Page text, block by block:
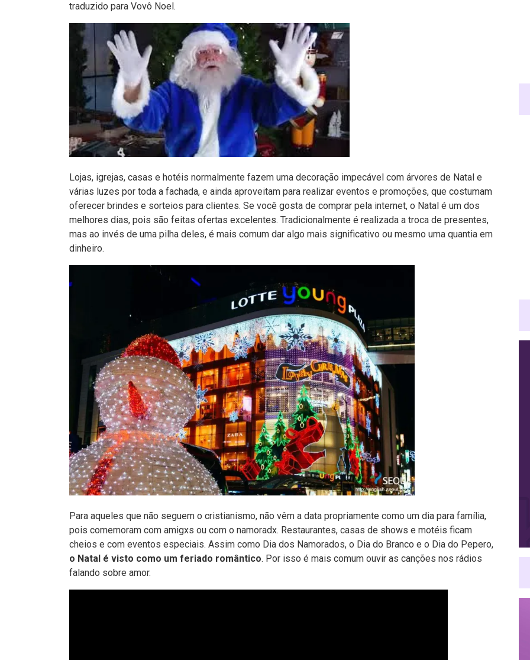
traduzido para Vovô Noel.
Lojas, igrejas, casas e hotéis normalmente fazem uma decoração impecável com árvores de Natal e
várias luzes por toda a fachada, e ainda aproveitam para realizar eventos e promoções, que costumam
oferecer brindes e sorteios para clientes. Se você gosta de comprar pela internet, o Natal é um dos
melhores dias, pois são feitas ofertas excelentes. Tradicionalmente é realizada a troca de presentes,
mas ao invés de uma pilha deles, é mais comum dar algo mais significativo ou mesmo uma quantia em
dinheiro.
Para aqueles que não seguem o cristianismo, não vêm a data propriamente como um dia para família,
pois comemoram com amigxs ou com o namoradx. Restaurantes, casas de shows e motéis ficam
cheios e com eventos especiais. Assim como Dia dos Namorados, o Dia do Branco e o Dia do Pepero,
o Natal é visto como um feriado romântico. Por isso é mais comum ouvir as canções nos rádios
falando sobre amor.